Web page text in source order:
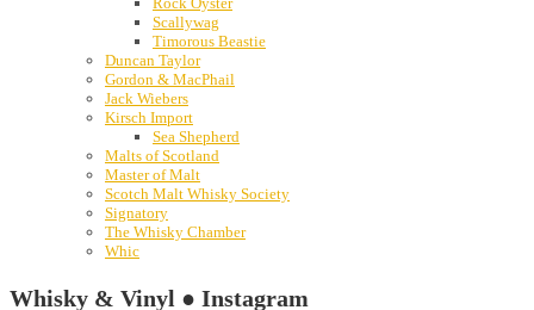
Scallywag
Timorous Beastie
Duncan Taylor
Gordon & MacPhail
Jack Wiebers
Kirsch Import
Sea Shepherd
Malts of Scotland
Master of Malt
Scotch Malt Whisky Society
Signatory
The Whisky Chamber
Whic
Whisky & Vinyl ● Instagram